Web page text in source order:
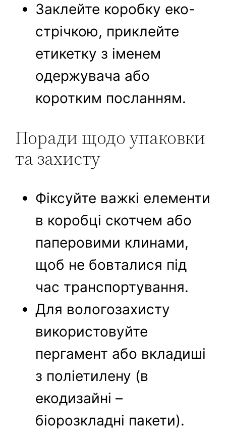
Заклейте коробку еко-
стрічкою, приклейте
етикетку з іменем
одержувача або
коротким посланням.
Поради щодо упаковки
та захисту
Фіксуйте важкі елементи
в коробці скотчем або
паперовими клинами,
щоб не бовталися під
час транспортування.
Для вологозахисту
використовуйте
пергамент або вкладиші
з поліетилену (в
екодизайні –
біорозкладні пакети).